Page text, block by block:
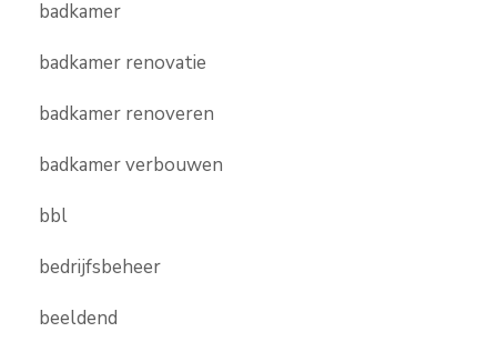
badkamer
badkamer renovatie
badkamer renoveren
badkamer verbouwen
bbl
bedrijfsbeheer
beeldend